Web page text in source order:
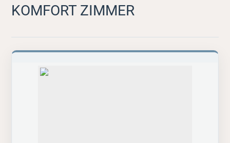
KOMFORT ZIMMER